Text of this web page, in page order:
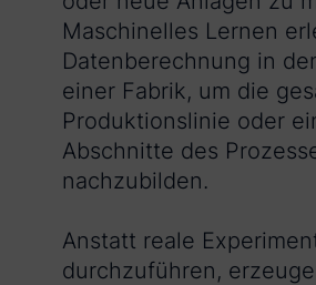
Maschinelles Lernen
Datenberechnung in
einer Fabrik, um die
Produktionslinie oder
Abschnitte des
nachzubilden.
Anstatt reale
durchzuführen,